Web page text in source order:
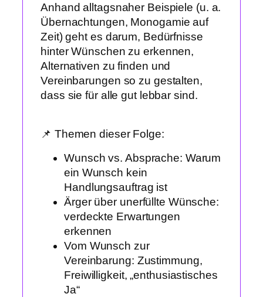
Anhand alltagsnaher Beispiele (u. a.
Übernachtungen, Monogamie auf
Zeit) geht es darum, Bedürfnisse
hinter Wünschen zu erkennen,
Alternativen zu finden und
Vereinbarungen so zu gestalten,
dass sie für alle gut lebbar sind.
📌 Themen dieser Folge:
Wunsch vs. Absprache: Warum
ein Wunsch kein
Handlungsauftrag ist
Ärger über unerfüllte Wünsche:
verdeckte Erwartungen
erkennen
Vom Wunsch zur
Vereinbarung: Zustimmung,
Freiwilligkeit, „enthusiastisches
Ja“